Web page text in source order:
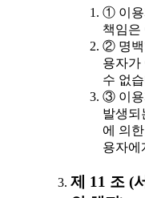
① 이용
책임은
② 명백
용자가
수 없
③ 이용
발생되
에 의
용자에
제 11 조 (